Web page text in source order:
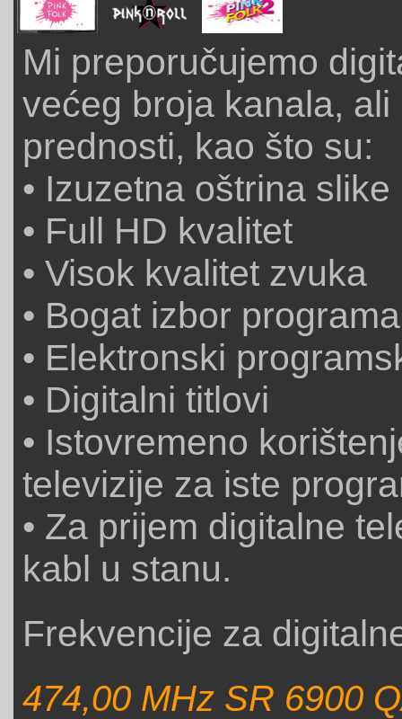
Mi preporučujemo
većeg broja kanala,
prednosti, kao što su:
• Izuzetna oštrina slike
• Full HD kvalitet
• Visok kvalitet zvuka
• Bogat izbor programa
• Elektronski
• Digitalni titlovi
• Istovremeno
televizije za iste
• Za prijem digitalne
kabl u stanu.
Frekvencije za
474,00 MHz SR 6900